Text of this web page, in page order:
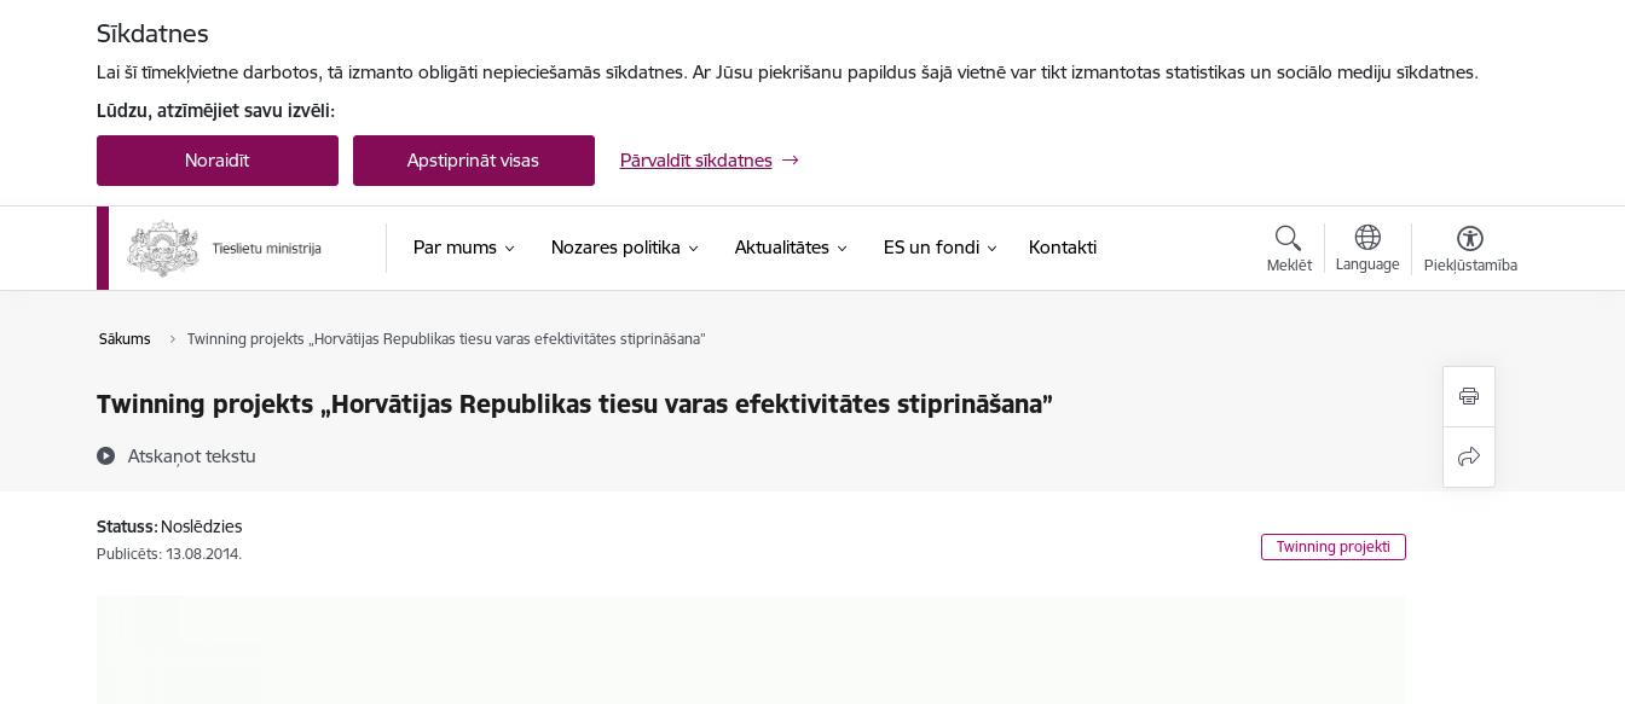
Sīkdatnes
Lai šī tīmekļvietne darbotos, tā izmanto obligāti nepieciešamās sīkdatnes. Ar Jūsu piekrišanu papildus šajā vietnē var tikt izmantotas statistikas un sociālo mediju sīkdatnes.
Lūdzu, atzīmējiet savu izvēli:
Noraidīt Apstiprināt visas Pārvaldīt sīkdatnes
Par mums Nozares politika Aktualitātes ES un fondi Kontakti
Meklēt Language Piekļūstamība
Sākums Twinning projekts „Horvātijas Republikas tiesu varas efektivitātes stiprināšana”
Twinning projekts „Horvātijas Republikas tiesu varas efektivitātes stiprināšana”
Atskaņot tekstu
Statuss: Noslēdzies
Publicēts: 13.08.2014. Twinning projekti